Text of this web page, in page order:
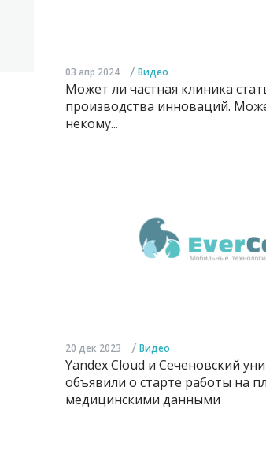
03 апр 2024 / Видео
Может ли частная клиника
производства инноваций.
некому...
20 дек 2023 / Видео
Yandex Cloud и Сеченовский
объявили о старте работы на
медицинскими данными